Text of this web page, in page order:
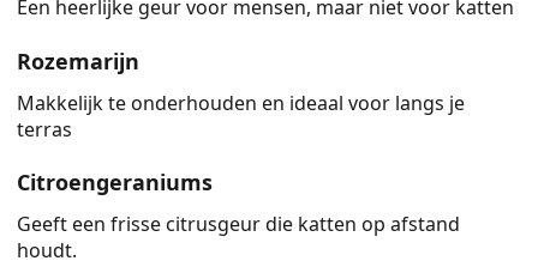
Een heerlijke geur voor mensen, maar niet voor katten
Rozemarijn
Makkelijk te onderhouden en ideaal voor langs je
terras
Citroengeraniums
Geeft een frisse citrusgeur die katten op afstand
houdt.